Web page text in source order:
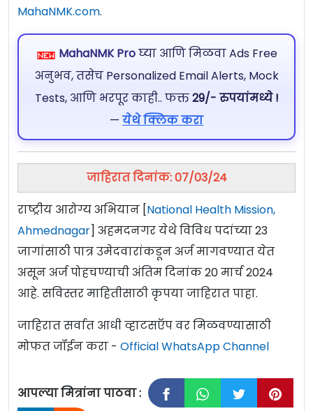
MahaNMK.com.
MahaNMK Proघ्या आणि मिळवा Ads Free
अनुभव, तसेच Personalized Email Alerts, Mock
Tests, आणि भरपूर काही.. फक्त29/- रुपयांमध्ये !
— येथे क्लिक करा
जाहिरात दिनांक: 07/03/24
राष्ट्रीय आरोग्य अभियान [National Health Mission,
Ahmednagar] अहमदनगर येथे विविध पदांच्या 23
जागांसाठी पात्र उमेदवारांकडून अर्ज मागवण्यात येत
असून अर्ज पोहचण्याची अंतिम दिनांक 20 मार्च 2024
आहे. सविस्तर माहितीसाठी कृपया जाहिरात पाहा.
जाहिरात सर्वात आधी व्हाटसऍप वर मिळवण्यासाठी
मोफत जॉईन करा - Official WhatsApp Channel
आपल्या मित्रांना पाठवा :